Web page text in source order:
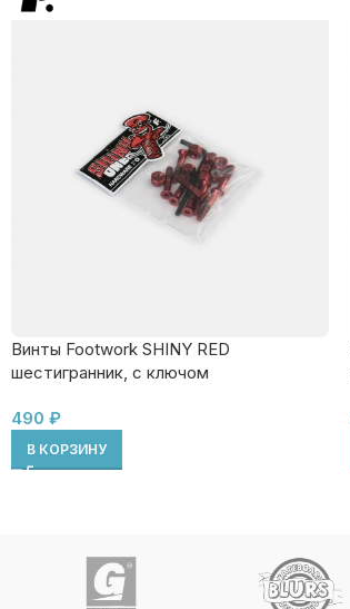
Винты Footwork SHINY RED
шестигранник, с ключом
490 ₽
В КОРЗИНУ